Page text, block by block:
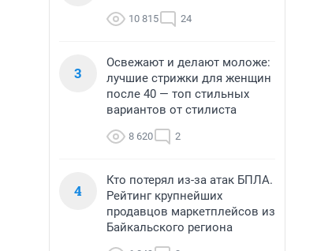
10 815 24
3
Освежают и делают моложе:
лучшие стрижки для женщин
после 40 — топ стильных
вариантов от стилиста
8 620 2
4
Кто потерял из-за атак БПЛА.
Рейтинг крупнейших
продавцов маркетплейсов из
Байкальского региона